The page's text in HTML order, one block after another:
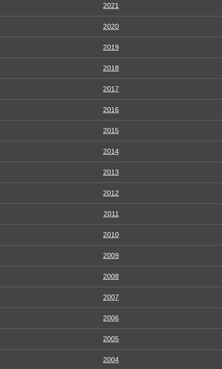
2021
2020
2019
2018
2017
2016
2015
2014
2013
2012
2011
2010
2009
2008
2007
2006
2005
2004